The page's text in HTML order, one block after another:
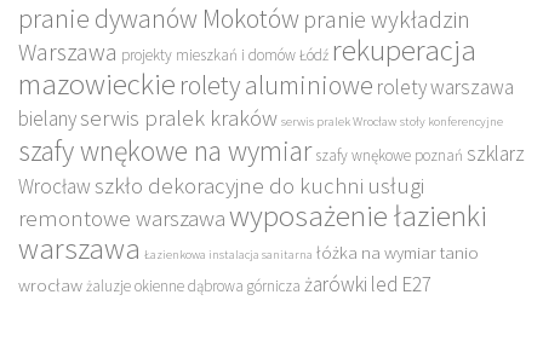
pranie dywanów Mokotów pranie wykładzin
Warszawa projekty mieszkań i domów Łódź rekuperacja
mazowieckie rolety aluminiowe rolety warszawa
bielanyserwis pralek kraków serwis pralek Wrocław stoły konferencyjne
szafy wnękowe na wymiar szafy wnękowe poznań szklarz
Wrocław szkło dekoracyjne do kuchni usługi
remontowe warszawawyposażenie łazienki
warszawa Łazienkowa instalacja sanitarna łóżka na wymiar tanio
wrocławżaluzje okienne dąbrowa górnicza żarówki led E27